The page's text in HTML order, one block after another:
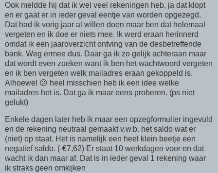
Ook meldde hij dat ik wel veel rekeningen heb, ja dat klopt
en er gaat er in ieder geval eentje van worden opgezegd.
Dat had ik vorig jaar al willen doen maar ben dat helemaal
vergeten en ik doe er niets mee. Ik werd eraan herinnerd
omdat ik een jaaroverzicht ontving van de desbetreffende
bank. Weg ermee dus. Daar ga ik zo gelijk achteraan maar
dat wordt even zoeken want ik ben het wachtwoord vergeten
en ik ben vergeten welk mailadres eraan gekoppeld is.
Alhoewel 😕 heel misschien heb ik een idee welke
mailadres het is. Dat ga ik maar eens proberen. (ps niet
gelukt)
Enkele dagen later heb ik maar een opzegformulier ingevuld
en de rekening neutraal gemaakt v.w.b. het saldo wat er
(niet) op staat. Het is namelijk een heel klein beetje een
negatief saldo. (-€7,62) Er staat 10 werkdagen voor en dat
wacht ik dan maar af. Dat is in ieder geval 1 rekening waar
ik straks geen omkijken